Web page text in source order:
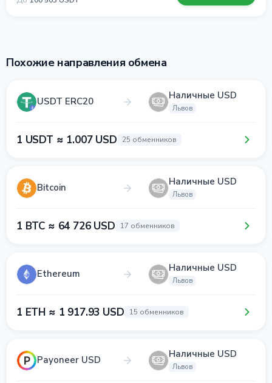
Похожие направления обмена
USDT ERC20 Наличные USD
Львов
1 USDT ≈ 1.007 USD 25 обменников
Bitcoin Наличные USD
Львов
1 BTC ≈ 64 726 USD 17 обменников
Ethereum Наличные USD
Львов
1 ETH ≈ 1 917.93 USD 15 обменников
Payoneer USD Наличные USD
Львов